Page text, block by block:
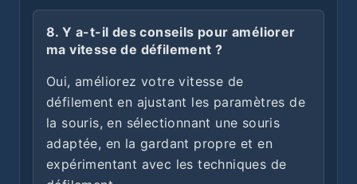
8. Y a-t-il des conseils pour améliorer
ma vitesse de défilement ?
Oui, améliorez votre vitesse de
défilement en ajustant les paramètres de
la souris, en sélectionnant une souris
adaptée, en la gardant propre et en
expérimentant avec les techniques de